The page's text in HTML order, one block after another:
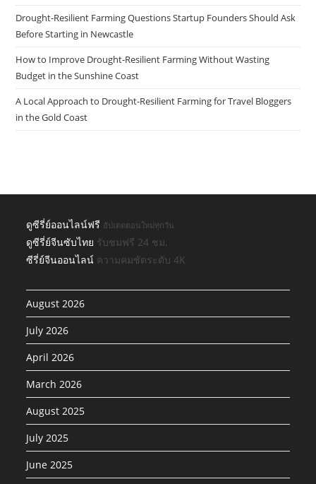
Drought-Resilient Farming Questions Startup Founders Should Ask
Before Starting in Newcastle
How to Improve Drought-Resilient Farming Without Wasting
Budget in the Sunshine Coast
A Local Approach to Drought-Resilient Farming for Travel Bloggers
in the Gold Coast
ดูซีรี่ย์ออนไลน์ฟรี อัปเดตตอนใหม่ทุกวัน
ดูซีรี่ย์จีนซับไทย รับชมฟรี 24 ชม.
ซีรี่ย์จีนออนไลน์ ความคมชัดระดับ 4K
August 2026
July 2026
April 2026
March 2026
August 2025
July 2025
June 2025